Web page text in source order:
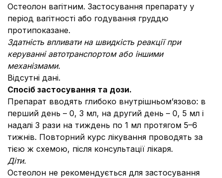
Остеолон вагітним. Застосування препарату у
період вагітності або годування груддю
протипоказане.
Здатність впливати на швидкість реакції при
керуванні автотранспортом або іншими
механізмами.
Відсутні дані.
Спосіб застосування та дози.
Препарат вводять глибоко внутрішньом’язово: в
перший день – 0, 3 мл, на другий день – 0, 5 мл і
надалі 3 рази на тиждень по 1 мл протягом 5–6
тижнів. Повторний курс лікування проводять за
тією ж схемою, після консультації лікаря.
Діти.
Остеолон не рекомендується для застосування